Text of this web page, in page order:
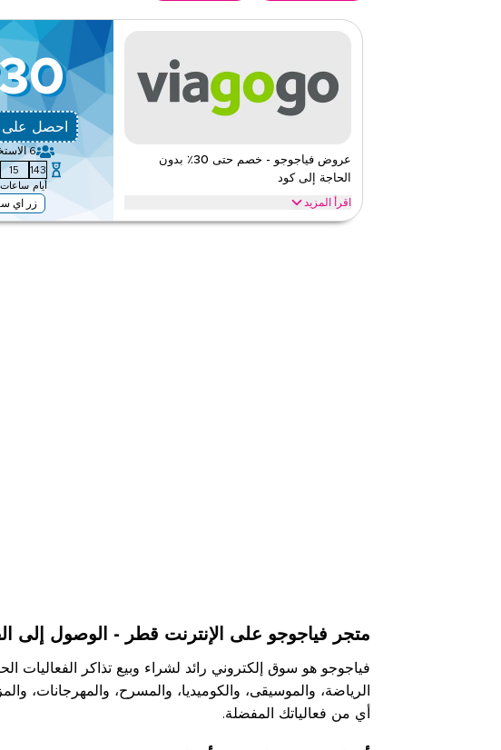
عروض فياجوجو - خصم حتى 30٪ بدون
الحاجة إلى كود
اقرأ المزيد
احصل
6
143
أيام
15
ساعات
زر اي
عروض حصرية تصل إلى 30% على فياجوجو. وفر على المنزل والأثاث من خلال الويب/التطبيق
متجر فياجوجو على الإنترنت قطر - الوصول إلى
الرياضة، والموسيقى، والكوميديا، والمسرح، والمهرجانات،
أي من فعالياتك المفضلة.